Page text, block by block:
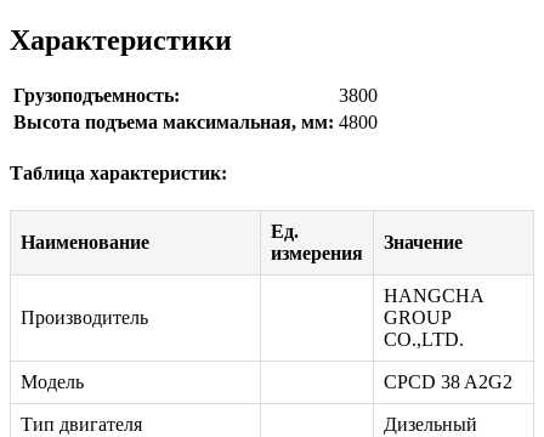
Характеристики
Грузоподъемность:
3800
Высота подъема максимальная, мм: 4800
Таблица характеристик:
Наименование
Ед.
измерения
Значение
Производитель
HANGCHA
GROUP
CO.,LTD.
Модель CPCD 38 A2G2
Тип двигателя Дизельный